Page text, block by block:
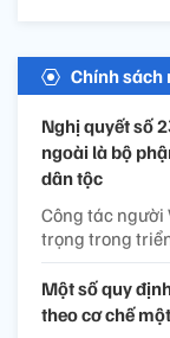
Chính sách
Nghị quyết số
ngoài là bộ
dân tộc
Công tác người
trọng trong
Một số quy
theo cơ chế